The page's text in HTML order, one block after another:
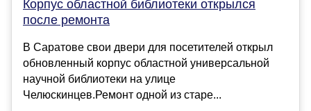
Корпус областной библиотеки открылся
после ремонта
В Саратове свои двери для посетителей открыл
обновленный корпус областной универсальной
научной библиотеки на улице
Челюскинцев.Ремонт одной из старе...